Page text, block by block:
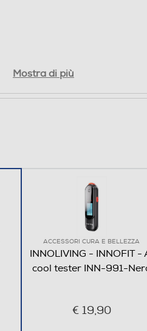
Mostra di più
ACCESSORI CURA E BELLEZZA
INNOLIVING - INNOFIT -
cool tester INN-991-
€ 19,90